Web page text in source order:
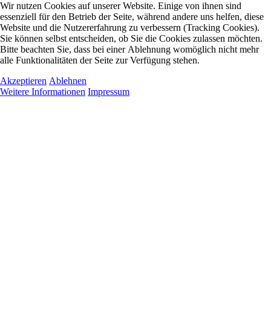
Wir nutzen Cookies auf unserer Website. Einige von ihnen sind
essenziell für den Betrieb der Seite, während andere uns helfen, diese
Website und die Nutzererfahrung zu verbessern (Tracking Cookies).
Sie können selbst entscheiden, ob Sie die Cookies zulassen möchten.
Bitte beachten Sie, dass bei einer Ablehnung womöglich nicht mehr
alle Funktionalitäten der Seite zur Verfügung stehen.
Akzeptieren Ablehnen
Weitere Informationen Impressum